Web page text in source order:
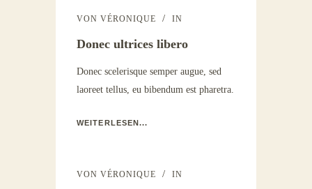
VON VÉRONIQUE IN
Donec ultrices libero
Donec scelerisque semper augue, sed
laoreet tellus, eu bibendum est pharetra.
WEITERLESEN...
VON VÉRONIQUE IN